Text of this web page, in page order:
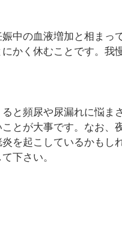
中の血液増加と相まっ
かく休むことです。我
と頻尿や尿漏れに悩ま
とが大事です。なお、
を起こしているかもし
下さい。